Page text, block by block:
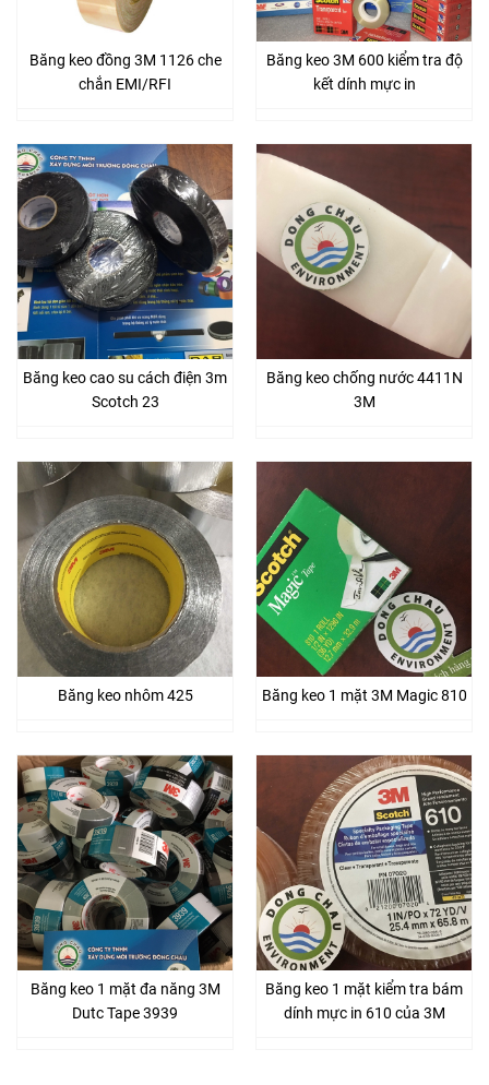
Băng keo đồng 3M 1126 che
chắn EMI/RFI
Băng keo 3M 600 kiểm tra độ
kết dính mực in
Băng keo cao su cách điện 3m
Scotch 23
Băng keo chống nước 4411N
3M
Băng keo nhôm 425 Băng keo 1 mặt 3M Magic 810
Băng keo 1 mặt đa năng 3M
Dutc Tape 3939
Băng keo 1 mặt kiểm tra bám
dính mực in 610 của 3M